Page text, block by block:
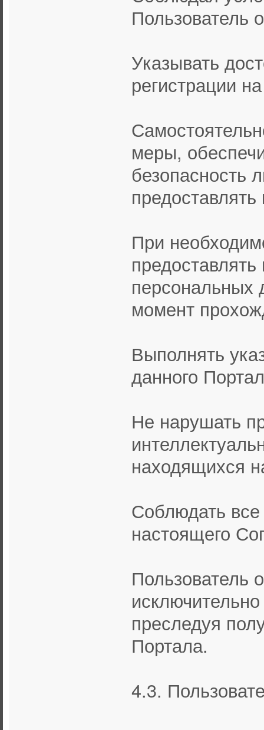
Пользователь
Указывать
регистрации
меры,
безопасность
При
персональных
момент
Выполнять
данного
Не нарушать
находящихся
Соблюдать все
настоящего
Пользователь
преследуя
Портала.
4.3.